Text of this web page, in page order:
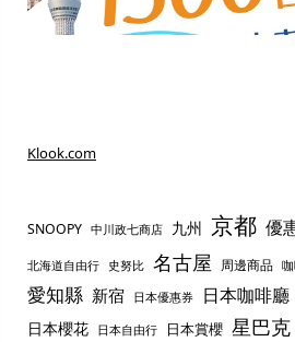
Klook.com
SNOOPY 中川政七商店 九州 京都 優
北海道自由行 史努比 名古屋 周邊商品
愛知縣 新宿 日本優惠券 日本咖啡廳
日本櫻花 日本自由行 日本賞櫻 星巴克